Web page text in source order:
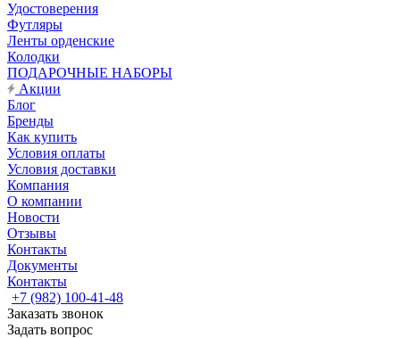
Удостоверения
Футляры
Ленты орденские
Колодки
ПОДАРОЧНЫЕ НАБОРЫ
Акции
Блог
Бренды
Как купить
Условия оплаты
Условия доставки
Компания
О компании
Новости
Отзывы
Контакты
Документы
Контакты
+7 (982) 100-41-48
Заказать звонок
Задать вопрос